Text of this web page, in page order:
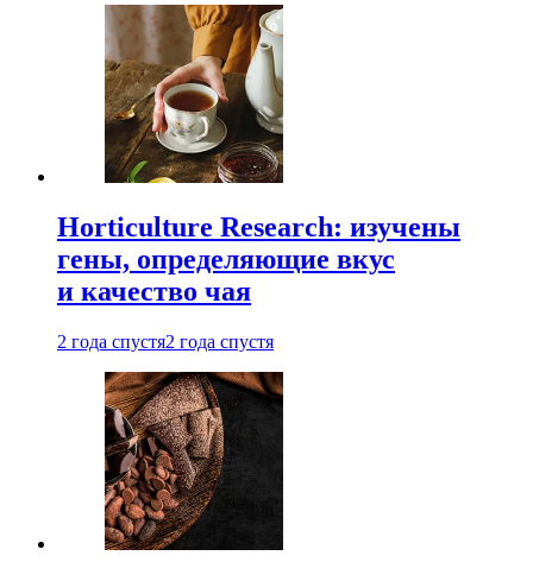
Horticulture Research: изучены
гены, определяющие вкус
и качество чая
2 года спустя2 года спустя